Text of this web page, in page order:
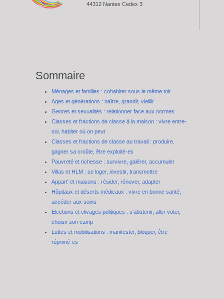
44312 Nantes Cedex 3
Sommaire
Ménages et familles : cohabiter sous le même toit
Ages et générations : naître, grandir, vieillir
Genres et sexualités : relationner face aux normes
Classes et fractions de classe à la maison : vivre entre-
soi, habiter où on peut
Classes et fractions de classe au travail : produire,
gagner sa croûte, être exploité·es
Pauvreté et richesse : survivre, galérer, accumuler
Villas et HLM : se loger, investir, transmettre
Appart' et maisons : résider, rénover, adapter
Hôpitaux et déserts médicaux : vivre en bonne santé,
accéder aux soins
Elections et clivages politiques : s'abstenir, aller voter,
choisir son camp
Luttes et mobilisations : manifester, bloquer, être
réprimé·es